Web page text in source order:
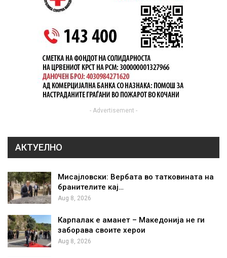
- Advertisement -
АКТУЕЛНО
Мисајловски: Вербата во татковината на
бранителите кај…
Aug 8, 2026
Карпалак е аманет – Македонија не ги
заборава своите херои
Aug 8, 2026